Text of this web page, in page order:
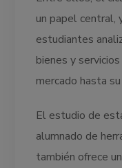
un papel central,
estudiantes
bienes y
mercado hasta
El estudio de
alumnado de
también ofrece